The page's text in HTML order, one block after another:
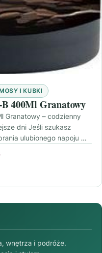
I KUBKI
400Ml Granatowy
Granatowy – codzienny
dni Jeśli szukasz
ulubionego napoju w
wnętrza i podróże.